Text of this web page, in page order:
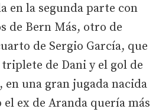
en la segunda parte con
de Bern Más, otro de
de Sergio García, que
de Dani y el gol de
en una gran jugada nacida
el ex de Aranda quería más